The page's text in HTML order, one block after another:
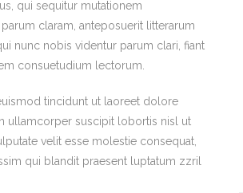
increase
or
qui sequitur mutationem
claram, anteposuerit litterarum
nunc nobis videntur parum clari, fiant
consuetudium lectorum.
tincidunt ut laoreet dolore
ullamcorper suscipit lobortis nisl ut
velit esse molestie consequat,
qui blandit praesent luptatum zzril